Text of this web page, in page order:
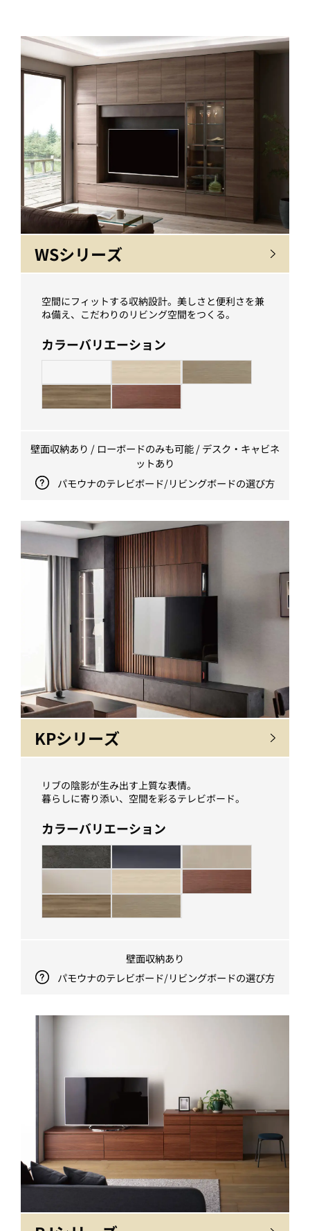
WSシリーズ
空間にフィットする収納設計。美しさと便利さを兼
ね備え、こだわりのリビング空間をつくる。
カラーバリエーション
壁面収納あり / ローボードのみも可能 / デスク・キャビネ
ットあり
パモウナのテレビボード/リビングボードの選び方
KPシリーズ
リブの陰影が生み出す上質な表情。
暮らしに寄り添い、空間を彩るテレビボード。
カラーバリエーション
壁面収納あり
パモウナのテレビボード/リビングボードの選び方